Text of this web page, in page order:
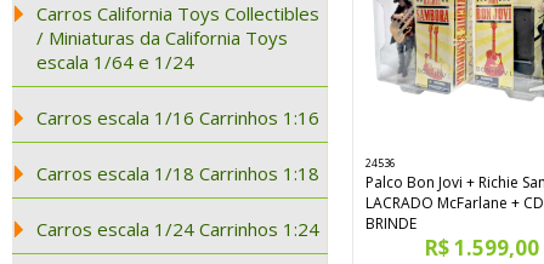
Carros California Toys Collectibles
/ Miniaturas da California Toys
escala 1/64 e 1/24
Carros escala 1/16 Carrinhos 1:16
Carros escala 1/18 Carrinhos 1:18
Carros escala 1/24 Carrinhos 1:24
24536
Palco Bon Jovi + Richie
LACRADO McFarlane + CD
BRINDE
R$ 1.599,00